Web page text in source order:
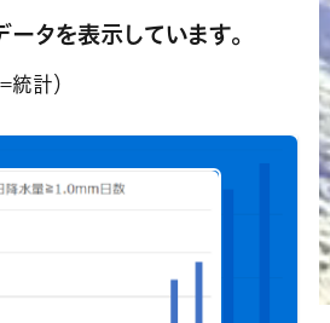
タを表示しています。
統計）